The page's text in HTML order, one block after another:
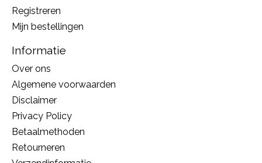
Registreren
Mijn bestellingen
Informatie
Over ons
Algemene voorwaarden
Disclaimer
Privacy Policy
Betaalmethoden
Retourneren